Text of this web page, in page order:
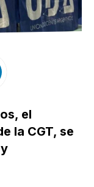
el
la CGT, se